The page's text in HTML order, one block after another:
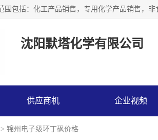
沈阳默塔化学有限公司
供应商机 企业视频
> 锦州电子级环丁砜价格